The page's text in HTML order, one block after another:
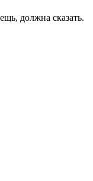
должна сказать.